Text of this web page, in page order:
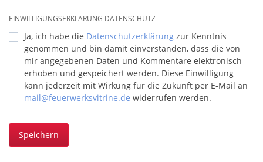
EINWILLIGUNGSERKLÄRUNG DATENSCHUTZ
Ja, ich habe die Datenschutzerklärung zur Kenntnis
genommen und bin damit einverstanden, dass die von
mir angegebenen Daten und Kommentare elektronisch
erhoben und gespeichert werden. Diese Einwilligung
kann jederzeit mit Wirkung für die Zukunft per E-Mail an
mail@feuerwerksvitrine.de widerrufen werden.
Speichern